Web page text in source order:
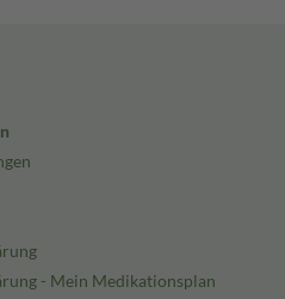
- Mein Medikationsplan